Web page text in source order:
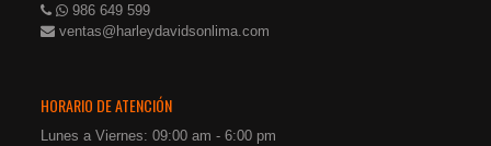
986 649 599
ventas@harleydavidsonlima.com
HORARIO DE ATENCIÓN
Lunes a Viernes: 09:00 am - 6:00 pm